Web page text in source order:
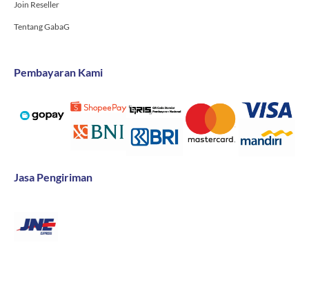
Join Reseller
Tentang GabaG
Pembayaran Kami
Jasa Pengiriman